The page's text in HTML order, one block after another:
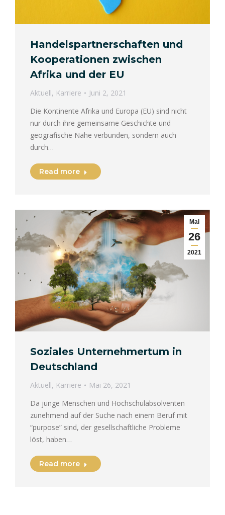
Handelspartnerschaften und
Kooperationen zwischen
Afrika und der EU
Aktuell, Karriere
Juni 2, 2021
Die Kontinente Afrika und Europa (EU) sind nicht
nur durch ihre gemeinsame Geschichte und
geografische Nähe verbunden, sondern auch
durch…
Read more
Mai
26
2021
Soziales Unternehmertum in
Deutschland
Aktuell, Karriere
Mai 26, 2021
Da junge Menschen und Hochschulabsolventen
zunehmend auf der Suche nach einem Beruf mit
“purpose” sind, der gesellschaftliche Probleme
löst, haben…
Read more